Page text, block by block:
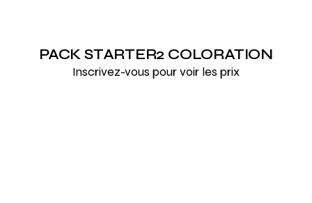
PACK STARTER2 COLORATION
Inscrivez-vous pour voir les prix